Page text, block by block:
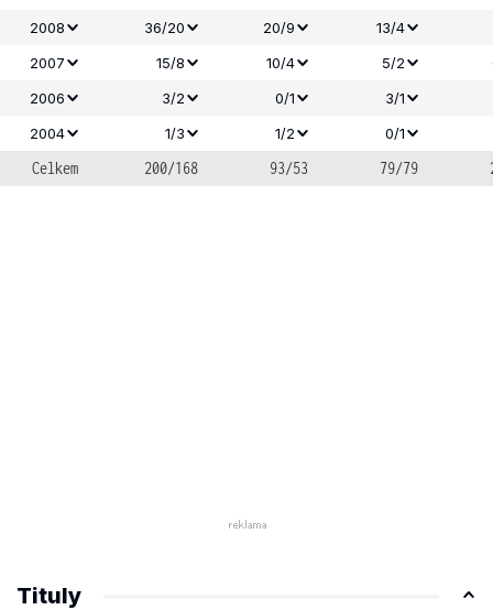
2008
36/20 20/9 13/4
2007
15/8 10/4 5/2
2006
3/2 0/1
3/1
2004
1/3 1/2 0/1
Celkem 200/168 93/53 79/79
Tituly